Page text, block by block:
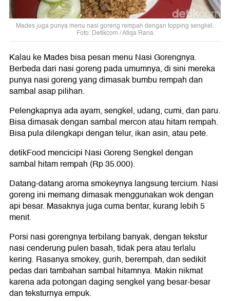
Mades juga punya menu nasi goreng rempah dengan topping sengkel.
Foto: Detikcom / Atiqa Rana
Kalau ke Mades bisa pesan menu Nasi Gorengnya.
Berbeda dari nasi goreng pada umumnya, di sini mereka
punya nasi goreng yang dimasak bumbu rempah dan
sambal asap pilihan.
Pelengkapnya ada ayam, sengkel, udang, cumi, dan paru.
Bisa dimasak dengan sambal mercon atau hitam rempah.
Bisa pula dilengkapi dengan telur, ikan asin, atau pete.
detikFood mencicipi Nasi Goreng Sengkel dengan
sambal hitam rempah (Rp 35.000).
Datang-datang aroma smokeynya langsung tercium. Nasi
goreng ini memang dimasak menggunakan wok dengan
api besar. Masaknya juga cuma bentar, kurang lebih 5
menit.
Porsi nasi gorengnya terbilang banyak, dengan tekstur
nasi cenderung pulen basah, tidak pera atau terlalu
kering. Rasanya smokey, gurih, berempah, dan sedikit
pedas dari tambahan sambal hitamnya. Makin nikmat
karena ada potongan daging sengkel yang besar-besar
dan teksturnya empuk.